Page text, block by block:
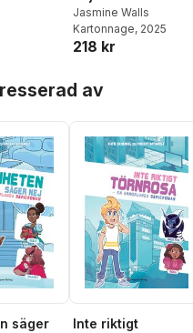
Andersson,Karin Book
Karin Redelius,Karin S.
Lindelöf
Lena Larsson
Ferry,Marie Larneby,
Mats Franzén,
Hedenborg,Susanne
Johansson ,Tomas
Peterson
Totalt antal röster:
Jasmine Walls
Kartonnage, 2025
218 kr
av
säger
Inte riktigt